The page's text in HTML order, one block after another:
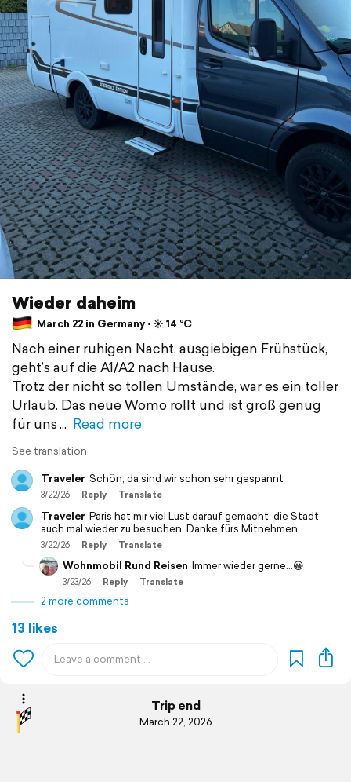
Wieder daheim
March 22 in Germany ⋅ ☀️ 14 °C
Nach einer ruhigen Nacht, ausgiebigen Frühstück,
geht’s auf die A1/A2 nach Hause.
Trotz der nicht so tollen Umstände, war es ein toller
Urlaub. Das neue Womo rollt und ist groß genug
für uns
Read more
See translation
Traveler Schön, da sind wir schon sehr gespannt
3/22/26 Reply Translate
Traveler Paris hat mir viel Lust darauf gemacht, die Stadt
auch mal wieder zu besuchen. Danke fürs Mitnehmen
3/22/26 Reply Translate
Wohnmobil Rund Reisen Immer wieder gerne…😀
3/23/26 Reply Translate
2 more comments
13 likes
Trip end
March 22, 2026